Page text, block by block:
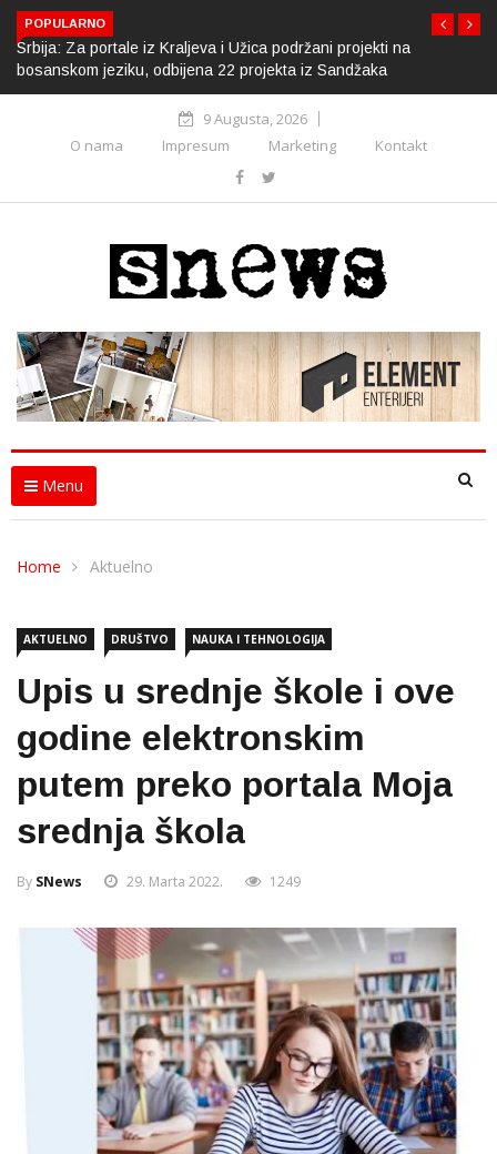
POPULARNO
Srbija: Za portale iz Kraljeva i Užica podržani projekti na
bosanskom jeziku, odbijena 22 projekta iz Sandžaka
9 Augusta, 2026
O nama
Impresum Marketing Kontakt
Menu
Home Aktuelno
AKTUELNO DRUŠTVO NAUKA I TEHNOLOGIJA
Upis u srednje škole i ove
godine elektronskim
putem preko portala Moja
srednja škola
By SNews 29. Marta 2022. 1249